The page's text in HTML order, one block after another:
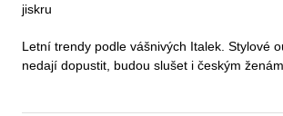
jiskru
Letní trendy podle vášnivých Italek. Stylové
nedají dopustit, budou slušet i českým ženám